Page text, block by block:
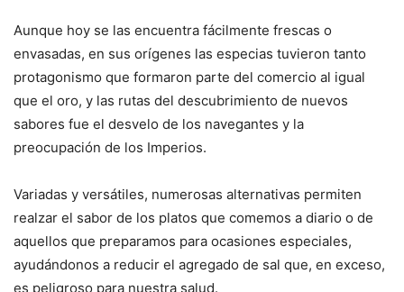
Aunque hoy se las encuentra fácilmente frescas o
envasadas, en sus orígenes las especias tuvieron tanto
protagonismo que formaron parte del comercio al igual
que el oro, y las rutas del descubrimiento de nuevos
sabores fue el desvelo de los navegantes y la
preocupación de los Imperios.
Variadas y versátiles, numerosas alternativas permiten
realzar el sabor de los platos que comemos a diario o de
aquellos que preparamos para ocasiones especiales,
ayudándonos a reducir el agregado de sal que, en exceso,
es peligroso para nuestra salud.